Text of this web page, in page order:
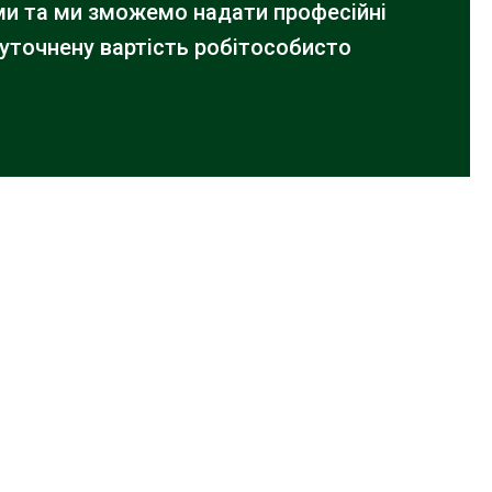
та ми зможемо надати професійні
вартість робітособисто